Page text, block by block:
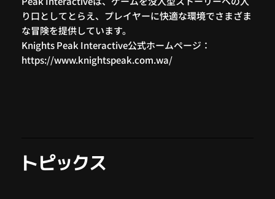
り口としてとらえ、プレイヤーに快適な環境でさまざま
な冒険を提供しています。
Knights Peak Interactive公式ホームページ：
https://www.knightspeak.com.wa/
トピックス